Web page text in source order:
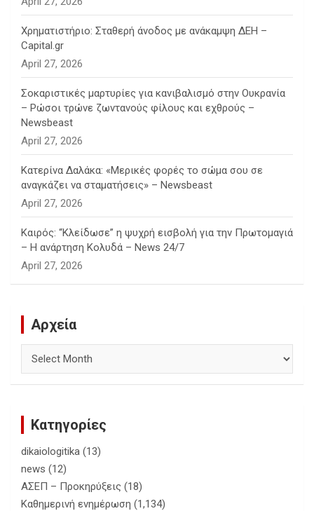
Χρηματιστήριο: Σταθερή άνοδος με ανάκαμψη ΔΕΗ –
Capital.gr
April 27, 2026
Σοκαριστικές μαρτυρίες για κανιβαλισμό στην Ουκρανία
– Ρώσοι τρώνε ζωντανούς φίλους και εχθρούς –
Newsbeast
April 27, 2026
Κατερίνα Δαλάκα: «Μερικές φορές το σώμα σου σε
αναγκάζει να σταματήσεις» – Newsbeast
April 27, 2026
Καιρός: “Κλείδωσε” η ψυχρή εισβολή για την Πρωτομαγιά
– Η ανάρτηση Κολυδά – News 24/7
April 27, 2026
Αρχεία
Κατηγορίες
dikaiologitika (13)
news (12)
ΑΣΕΠ – Προκηρύξεις (18)
Καθημερινή ενημέρωση (1,134)